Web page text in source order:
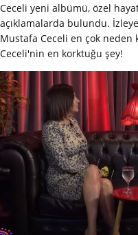
Ceceli yeni albümü, özel
açıklamalarda bulundu.
Mustafa Ceceli en çok
Ceceli'nin en korktuğu şey!